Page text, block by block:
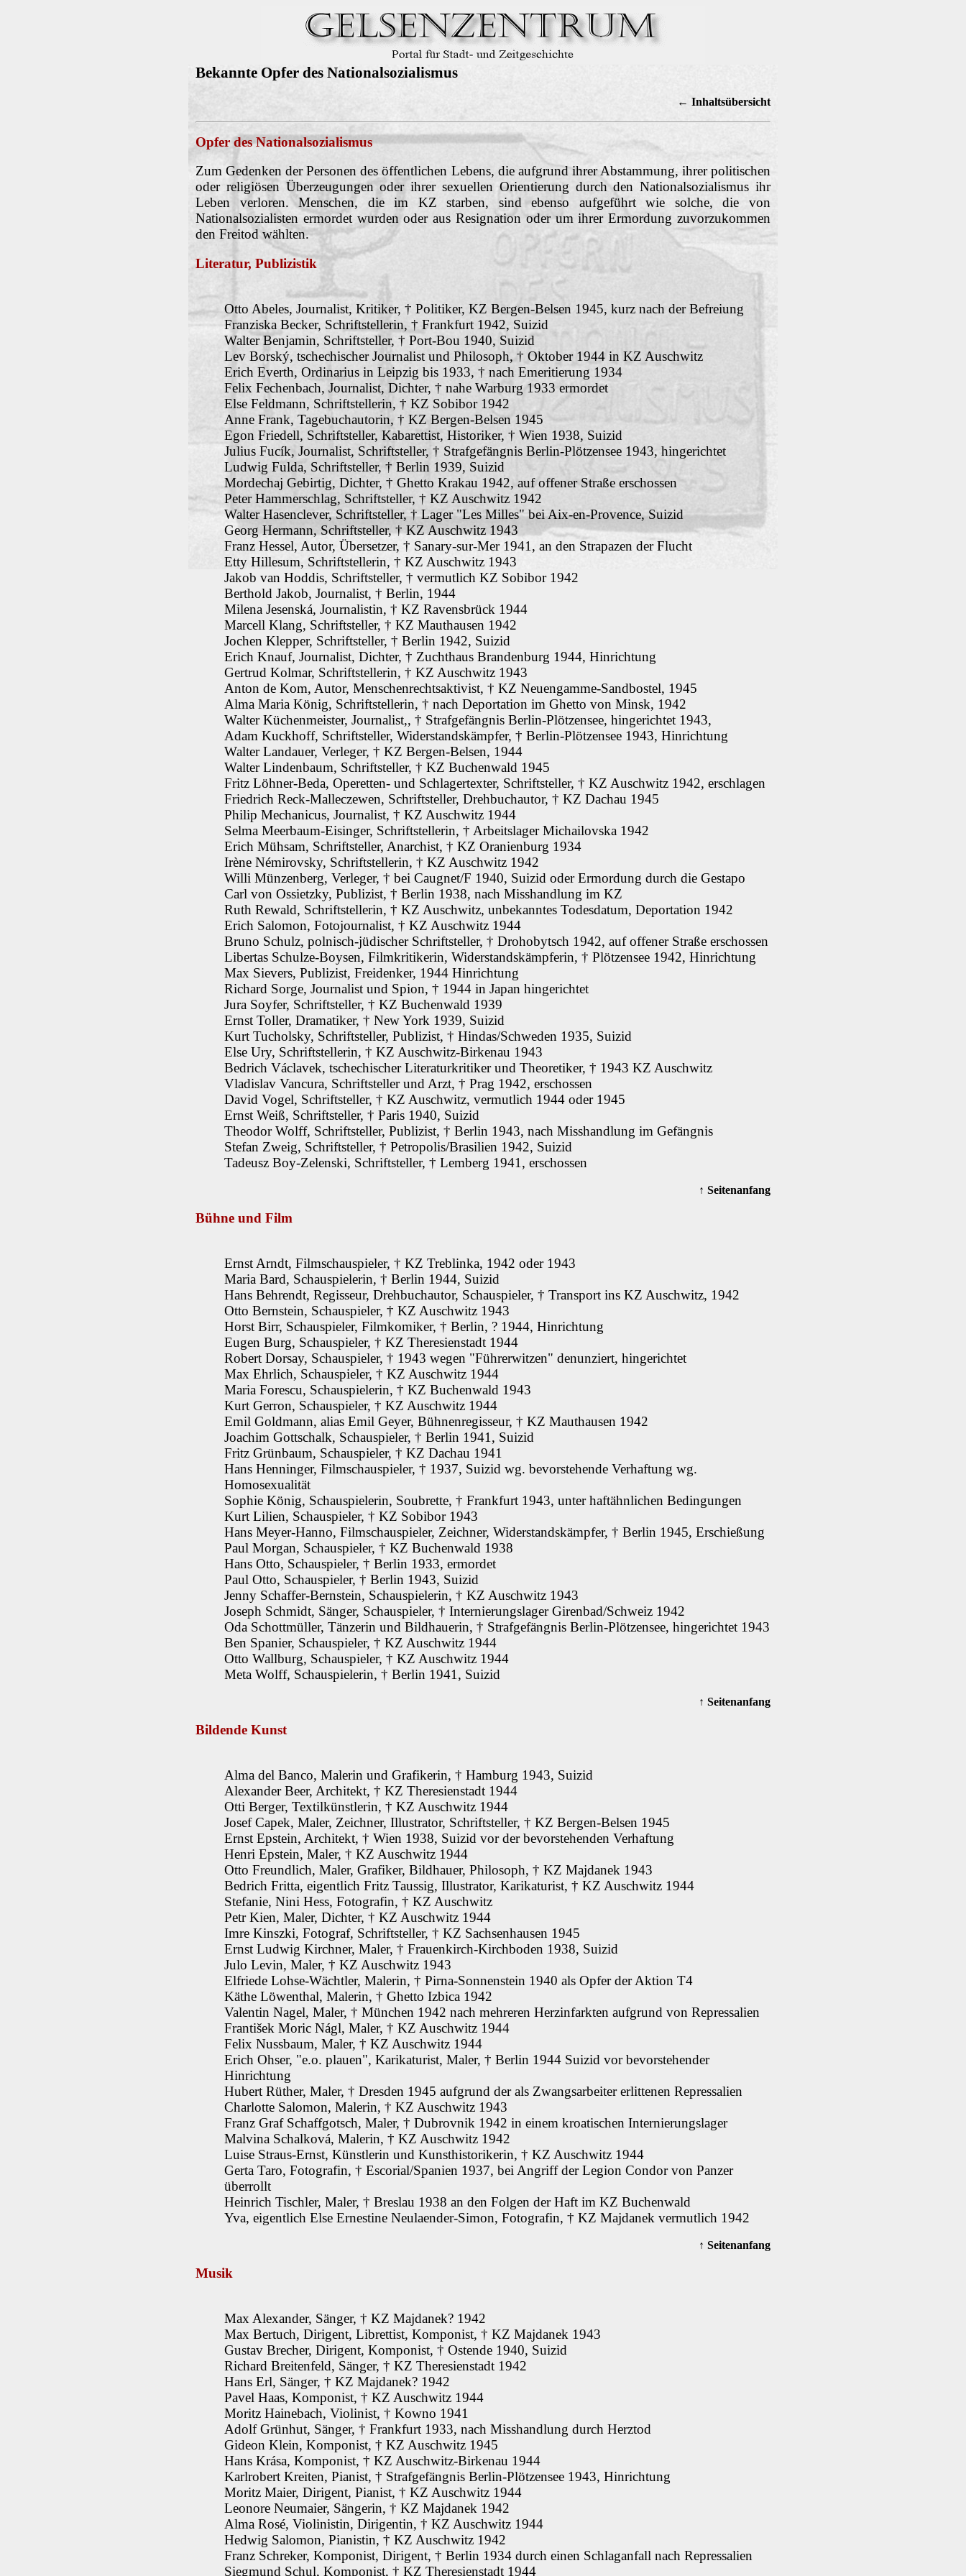
Bekannte Opfer des Nationalsozialismus
← Inhaltsübersicht
Opfer des Nationalsozialismus
Zum Gedenken der Personen des öffentlichen Lebens, die aufgrund ihrer Abstammung, ihrer politischen
oder religiösen Überzeugungen oder ihrer sexuellen Orientierung durch den Nationalsozialismus ihr
Leben verloren. Menschen, die im KZ starben, sind ebenso aufgeführt wie solche, die von
Nationalsozialisten ermordet wurden oder aus Resignation oder um ihrer Ermordung zuvorzukommen
den Freitod wählten.
Literatur, Publizistik
Otto Abeles, Journalist, Kritiker, † Politiker, KZ Bergen-Belsen 1945, kurz nach der Befreiung
Franziska Becker, Schriftstellerin, † Frankfurt 1942, Suizid
Walter Benjamin, Schriftsteller, † Port-Bou 1940, Suizid
Lev Borský, tschechischer Journalist und Philosoph, † Oktober 1944 in KZ Auschwitz
Erich Everth, Ordinarius in Leipzig bis 1933, † nach Emeritierung 1934
Felix Fechenbach, Journalist, Dichter, † nahe Warburg 1933 ermordet
Else Feldmann, Schriftstellerin, † KZ Sobibor 1942
Anne Frank, Tagebuchautorin, † KZ Bergen-Belsen 1945
Egon Friedell, Schriftsteller, Kabarettist, Historiker, † Wien 1938, Suizid
Julius Fucík, Journalist, Schriftsteller, † Strafgefängnis Berlin-Plötzensee 1943, hingerichtet
Ludwig Fulda, Schriftsteller, † Berlin 1939, Suizid
Mordechaj Gebirtig, Dichter, † Ghetto Krakau 1942, auf offener Straße erschossen
Peter Hammerschlag, Schriftsteller, † KZ Auschwitz 1942
Walter Hasenclever, Schriftsteller, † Lager "Les Milles" bei Aix-en-Provence, Suizid
Georg Hermann, Schriftsteller, † KZ Auschwitz 1943
Franz Hessel, Autor, Übersetzer, † Sanary-sur-Mer 1941, an den Strapazen der Flucht
Etty Hillesum, Schriftstellerin, † KZ Auschwitz 1943
Jakob van Hoddis, Schriftsteller, † vermutlich KZ Sobibor 1942
Berthold Jakob, Journalist, † Berlin, 1944
Milena Jesenská, Journalistin, † KZ Ravensbrück 1944
Marcell Klang, Schriftsteller, † KZ Mauthausen 1942
Jochen Klepper, Schriftsteller, † Berlin 1942, Suizid
Erich Knauf, Journalist, Dichter, † Zuchthaus Brandenburg 1944, Hinrichtung
Gertrud Kolmar, Schriftstellerin, † KZ Auschwitz 1943
Anton de Kom, Autor, Menschenrechtsaktivist, † KZ Neuengamme-Sandbostel, 1945
Alma Maria König, Schriftstellerin, † nach Deportation im Ghetto von Minsk, 1942
Walter Küchenmeister, Journalist,, † Strafgefängnis Berlin-Plötzensee, hingerichtet 1943,
Adam Kuckhoff, Schriftsteller, Widerstandskämpfer, † Berlin-Plötzensee 1943, Hinrichtung
Walter Landauer, Verleger, † KZ Bergen-Belsen, 1944
Walter Lindenbaum, Schriftsteller, † KZ Buchenwald 1945
Fritz Löhner-Beda, Operetten- und Schlagertexter, Schriftsteller, † KZ Auschwitz 1942, erschlagen
Friedrich Reck-Malleczewen, Schriftsteller, Drehbuchautor, † KZ Dachau 1945
Philip Mechanicus, Journalist, † KZ Auschwitz 1944
Selma Meerbaum-Eisinger, Schriftstellerin, † Arbeitslager Michailovska 1942
Erich Mühsam, Schriftsteller, Anarchist, † KZ Oranienburg 1934
Irène Némirovsky, Schriftstellerin, † KZ Auschwitz 1942
Willi Münzenberg, Verleger, † bei Caugnet/F 1940, Suizid oder Ermordung durch die Gestapo
Carl von Ossietzky, Publizist, † Berlin 1938, nach Misshandlung im KZ
Ruth Rewald, Schriftstellerin, † KZ Auschwitz, unbekanntes Todesdatum, Deportation 1942
Erich Salomon, Fotojournalist, † KZ Auschwitz 1944
Bruno Schulz, polnisch-jüdischer Schriftsteller, † Drohobytsch 1942, auf offener Straße erschossen
Libertas Schulze-Boysen, Filmkritikerin, Widerstandskämpferin, † Plötzensee 1942, Hinrichtung
Max Sievers, Publizist, Freidenker, 1944 Hinrichtung
Richard Sorge, Journalist und Spion, † 1944 in Japan hingerichtet
Jura Soyfer, Schriftsteller, † KZ Buchenwald 1939
Ernst Toller, Dramatiker, † New York 1939, Suizid
Kurt Tucholsky, Schriftsteller, Publizist, † Hindas/Schweden 1935, Suizid
Else Ury, Schriftstellerin, † KZ Auschwitz-Birkenau 1943
Bedrich Václavek, tschechischer Literaturkritiker und Theoretiker, † 1943 KZ Auschwitz
Vladislav Vancura, Schriftsteller und Arzt, † Prag 1942, erschossen
David Vogel, Schriftsteller, † KZ Auschwitz, vermutlich 1944 oder 1945
Ernst Weiß, Schriftsteller, † Paris 1940, Suizid
Theodor Wolff, Schriftsteller, Publizist, † Berlin 1943, nach Misshandlung im Gefängnis
Stefan Zweig, Schriftsteller, † Petropolis/Brasilien 1942, Suizid
Tadeusz Boy-Zelenski, Schriftsteller, † Lemberg 1941, erschossen
↑ Seitenanfang
Bühne und Film
Ernst Arndt, Filmschauspieler, † KZ Treblinka, 1942 oder 1943
Maria Bard, Schauspielerin, † Berlin 1944, Suizid
Hans Behrendt, Regisseur, Drehbuchautor, Schauspieler, † Transport ins KZ Auschwitz, 1942
Otto Bernstein, Schauspieler, † KZ Auschwitz 1943
Horst Birr, Schauspieler, Filmkomiker, † Berlin, ? 1944, Hinrichtung
Eugen Burg, Schauspieler, † KZ Theresienstadt 1944
Robert Dorsay, Schauspieler, † 1943 wegen "Führerwitzen" denunziert, hingerichtet
Max Ehrlich, Schauspieler, † KZ Auschwitz 1944
Maria Forescu, Schauspielerin, † KZ Buchenwald 1943
Kurt Gerron, Schauspieler, † KZ Auschwitz 1944
Emil Goldmann, alias Emil Geyer, Bühnenregisseur, † KZ Mauthausen 1942
Joachim Gottschalk, Schauspieler, † Berlin 1941, Suizid
Fritz Grünbaum, Schauspieler, † KZ Dachau 1941
Hans Henninger, Filmschauspieler, † 1937, Suizid wg. bevorstehende Verhaftung wg.
Homosexualität
Sophie König, Schauspielerin, Soubrette, † Frankfurt 1943, unter haftähnlichen Bedingungen
Kurt Lilien, Schauspieler, † KZ Sobibor 1943
Hans Meyer-Hanno, Filmschauspieler, Zeichner, Widerstandskämpfer, † Berlin 1945, Erschießung
Paul Morgan, Schauspieler, † KZ Buchenwald 1938
Hans Otto, Schauspieler, † Berlin 1933, ermordet
Paul Otto, Schauspieler, † Berlin 1943, Suizid
Jenny Schaffer-Bernstein, Schauspielerin, † KZ Auschwitz 1943
Joseph Schmidt, Sänger, Schauspieler, † Internierungslager Girenbad/Schweiz 1942
Oda Schottmüller, Tänzerin und Bildhauerin, † Strafgefängnis Berlin-Plötzensee, hingerichtet 1943
Ben Spanier, Schauspieler, † KZ Auschwitz 1944
Otto Wallburg, Schauspieler, † KZ Auschwitz 1944
Meta Wolff, Schauspielerin, † Berlin 1941, Suizid
↑ Seitenanfang
Bildende Kunst
Alma del Banco, Malerin und Grafikerin, † Hamburg 1943, Suizid
Alexander Beer, Architekt, † KZ Theresienstadt 1944
Otti Berger, Textilkünstlerin, † KZ Auschwitz 1944
Josef Capek, Maler, Zeichner, Illustrator, Schriftsteller, † KZ Bergen-Belsen 1945
Ernst Epstein, Architekt, † Wien 1938, Suizid vor der bevorstehenden Verhaftung
Henri Epstein, Maler, † KZ Auschwitz 1944
Otto Freundlich, Maler, Grafiker, Bildhauer, Philosoph, † KZ Majdanek 1943
Bedrich Fritta, eigentlich Fritz Taussig, Illustrator, Karikaturist, † KZ Auschwitz 1944
Stefanie, Nini Hess, Fotografin, † KZ Auschwitz
Petr Kien, Maler, Dichter, † KZ Auschwitz 1944
Imre Kinszki, Fotograf, Schriftsteller, † KZ Sachsenhausen 1945
Ernst Ludwig Kirchner, Maler, † Frauenkirch-Kirchboden 1938, Suizid
Julo Levin, Maler, † KZ Auschwitz 1943
Elfriede Lohse-Wächtler, Malerin, † Pirna-Sonnenstein 1940 als Opfer der Aktion T4
Käthe Löwenthal, Malerin, † Ghetto Izbica 1942
Valentin Nagel, Maler, † München 1942 nach mehreren Herzinfarkten aufgrund von Repressalien
František Moric Nágl, Maler, † KZ Auschwitz 1944
Felix Nussbaum, Maler, † KZ Auschwitz 1944
Erich Ohser, "e.o. plauen", Karikaturist, Maler, † Berlin 1944 Suizid vor bevorstehender
Hinrichtung
Hubert Rüther, Maler, † Dresden 1945 aufgrund der als Zwangsarbeiter erlittenen Repressalien
Charlotte Salomon, Malerin, † KZ Auschwitz 1943
Franz Graf Schaffgotsch, Maler, † Dubrovnik 1942 in einem kroatischen Internierungslager
Malvina Schalková, Malerin, † KZ Auschwitz 1942
Luise Straus-Ernst, Künstlerin und Kunsthistorikerin, † KZ Auschwitz 1944
Gerta Taro, Fotografin, † Escorial/Spanien 1937, bei Angriff der Legion Condor von Panzer
überrollt
Heinrich Tischler, Maler, † Breslau 1938 an den Folgen der Haft im KZ Buchenwald
Yva, eigentlich Else Ernestine Neulaender-Simon, Fotografin, † KZ Majdanek vermutlich 1942
↑ Seitenanfang
Musik
Max Alexander, Sänger, † KZ Majdanek? 1942
Max Bertuch, Dirigent, Librettist, Komponist, † KZ Majdanek 1943
Gustav Brecher, Dirigent, Komponist, † Ostende 1940, Suizid
Richard Breitenfeld, Sänger, † KZ Theresienstadt 1942
Hans Erl, Sänger, † KZ Majdanek? 1942
Pavel Haas, Komponist, † KZ Auschwitz 1944
Moritz Hainebach, Violinist, † Kowno 1941
Adolf Grünhut, Sänger, † Frankfurt 1933, nach Misshandlung durch Herztod
Gideon Klein, Komponist, † KZ Auschwitz 1945
Hans Krása, Komponist, † KZ Auschwitz-Birkenau 1944
Karlrobert Kreiten, Pianist, † Strafgefängnis Berlin-Plötzensee 1943, Hinrichtung
Moritz Maier, Dirigent, Pianist, † KZ Auschwitz 1944
Leonore Neumaier, Sängerin, † KZ Majdanek 1942
Alma Rosé, Violinistin, Dirigentin, † KZ Auschwitz 1944
Hedwig Salomon, Pianistin, † KZ Auschwitz 1942
Franz Schreker, Komponist, Dirigent, † Berlin 1934 durch einen Schlaganfall nach Repressalien
Siegmund Schul, Komponist, † KZ Theresienstadt 1944